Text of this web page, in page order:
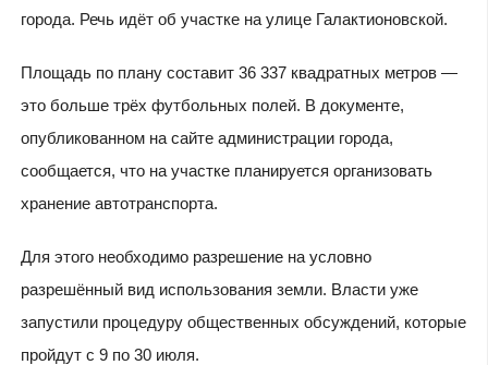
города. Речь идёт об участке на улице Галактионовской.
Площадь по плану составит 36 337 квадратных метров —
это больше трёх футбольных полей. В документе,
опубликованном на сайте администрации города,
сообщается, что на участке планируется организовать
хранение автотранспорта.
Для этого необходимо разрешение на условно
разрешённый вид использования земли. Власти уже
запустили процедуру общественных обсуждений, которые
пройдут с 9 по 30 июля.